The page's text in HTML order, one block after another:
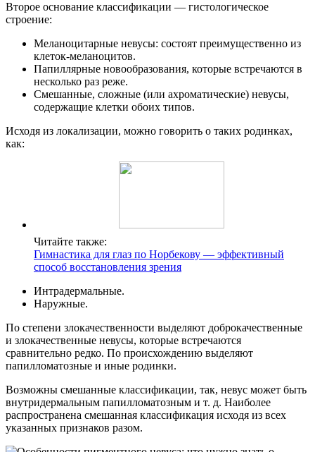
Второе основание классификации — гистологическое
строение:
Меланоцитарные невусы: состоят преимущественно из
клеток-меланоцитов.
Папиллярные новообразования, которые встречаются в
несколько раз реже.
Смешанные, сложные (или ахроматические) невусы,
содержащие клетки обоих типов.
Исходя из локализации, можно говорить о таких родинках,
как:
Читайте также:
Гимнастика для глаз по Норбекову — эффективный
способ восстановления зрения
Интрадермальные.
Наружные.
По степени злокачественности выделяют доброкачественные
и злокачественные невусы, которые встречаются
сравнительно редко. По происхождению выделяют
папилломатозные и иные родинки.
Возможны смешанные классификации, так, невус может быть
внутридермальным папилломатозным и т. д. Наиболее
распространена смешанная классификация исходя из всех
указанных признаков разом.